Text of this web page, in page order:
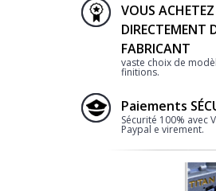
VOUS ACHETEZ
DIRECTEMENT
FABRICANT
vaste choix de
finitions.
Paiements
Sécurité 100% avec
Paypal e virement.